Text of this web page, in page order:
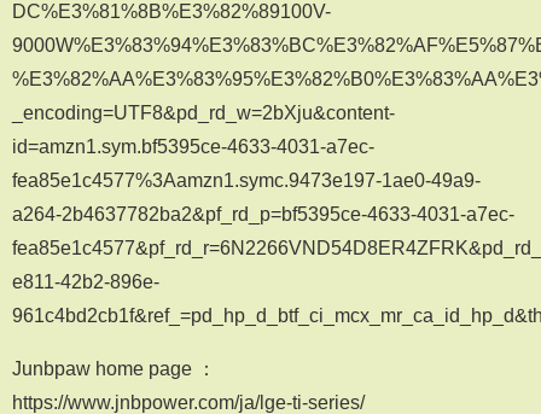
DC%E3%81%8B%E3%82%89100V-
_encoding=UTF8&pd_rd_w=2bXju&content-
id=amzn1.sym.bf5395ce-4633-4031-a7ec-
fea85e1c4577%3Aamzn1.symc.9473e197-1ae0-49a9-
a264-2b4637782ba2&pf_rd_p=bf5395ce-4633-4031-a7ec-
e811-42b2-896e-
Junbpaw home page ：
https://www.jnbpower.com/ja/lge-ti-series/